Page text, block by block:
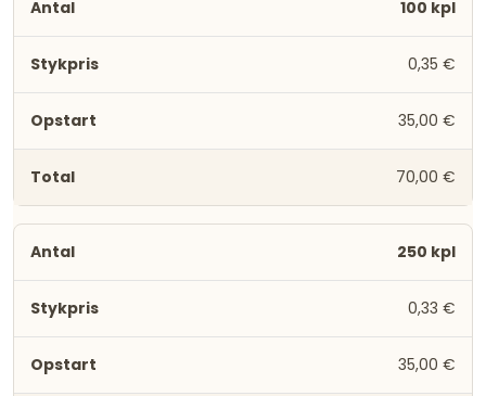
100 kpl
0,35 €
35,00 €
70,00 €
250 kpl
0,33 €
35,00 €